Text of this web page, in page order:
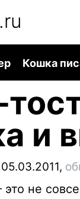
Кошка
и
05.03.2011,
не